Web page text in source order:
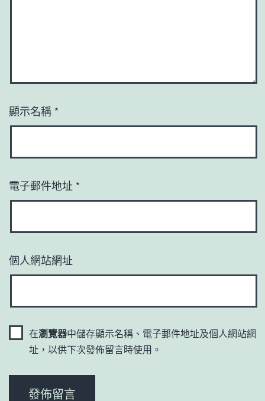
顯示名稱 *
電子郵件地址 *
個人網站網址
在瀏覽器中儲存顯示名稱、電子郵件地址及個人網站網
址，以供下次發佈留言時使用。